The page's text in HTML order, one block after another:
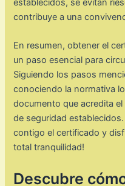
establecidos, se evitan
contribuye a una
En resumen, obtener el
un paso esencial para
Siguiendo los pasos
conociendo la normativa
documento que acredita
de seguridad
contigo el certificado y
total tranquilidad!
Descubre